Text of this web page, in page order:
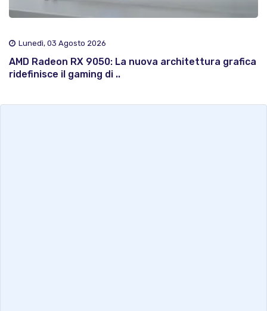
Lunedì, 03 Agosto 2026
AMD Radeon RX 9050: La nuova architettura grafica
ridefinisce il gaming di ..